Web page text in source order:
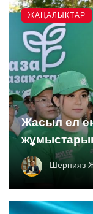
Жасыл ел
Шернияз
ЖАҢАЛЫҚТАР